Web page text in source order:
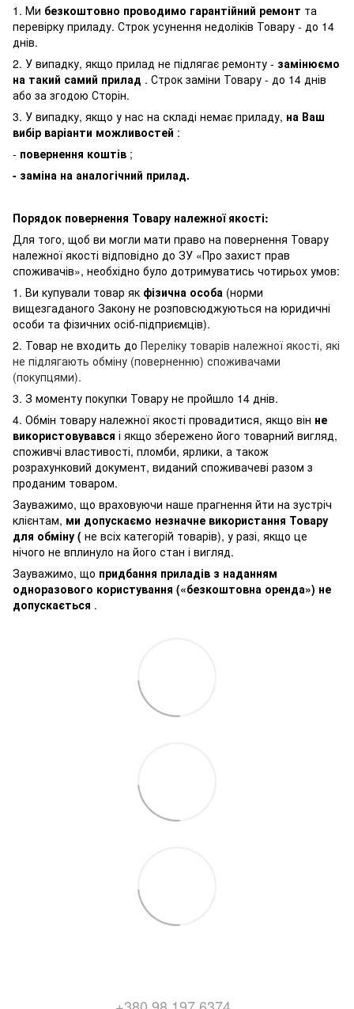
1. Ми безкоштовно проводимо гарантійний ремонт та
перевірку приладу. Строк усунення недоліків Товару - до 14
днів.
2. У випадку, якщо прилад не підлягає ремонту - замінюємо
на такий самий прилад . Строк заміни Товару - до 14 днів
або за згодою Сторін.
3. У випадку, якщо у нас на складі немає приладу, на Ваш
вибір варіанти можливостей :
- повернення коштів ;
- заміна на аналогічний прилад.
Порядок повернення Товару належної якості:
Для того, щоб ви могли мати право на повернення Товару
належної якості відповідно до ЗУ «Про захист прав
споживачів», необхідно було дотримуватись чотирьох умов:
1. Ви купували товар як фізична особа (норми
вищезгаданого Закону не розповсюджуються на юридичні
особи та фізичних осіб-підприємців).
2. Товар не входить до Переліку товарів належної якості, які
не підлягають обміну (поверненню) споживачами
(покупцями).
3. З моменту покупки Товару не пройшло 14 днів.
4. Обмін товару належної якості провадитися, якщо він не
використовувався і якщо збережено його товарний вигляд,
споживчі властивості, пломби, ярлики, а також
розрахунковий документ, виданий споживачеві разом з
проданим товаром.
Зауважимо, що враховуючи наше прагнення йти на зустріч
клієнтам, ми допускаємо незначне використання Товару
для обміну ( не всіх категорій товарів), у разі, якщо це
нічого не вплинуло на його стан і вигляд.
Зауважимо, що придбання приладів з наданням
одноразового користування («безкоштовна оренда») не
допускається .